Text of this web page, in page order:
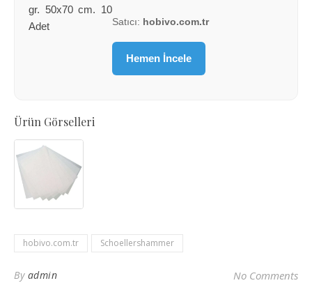
Satıcı: hobivo.com.tr
Hemen İncele
Ürün Görselleri
hobivo.com.tr Schoellershammer
By admin No Comments